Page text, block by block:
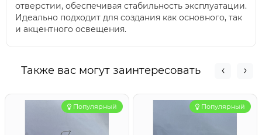
отверстии, обеспечивая стабильность эксплуатации.
Идеально подходит для создания как основного, так
и акцентного освещения.
Также вас могут заинтересовать
Популярный Популярный